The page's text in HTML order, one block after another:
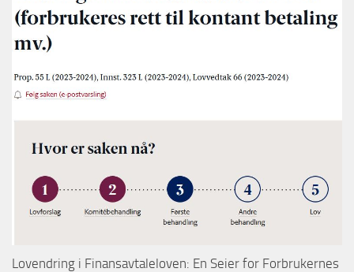
Lovendring i Finansavtaleloven: En Seier for Forbrukernes